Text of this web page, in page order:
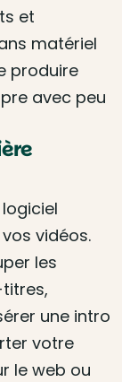
et
matériel
produire
avec peu
vidéos.
les
une intro
votre
le web ou